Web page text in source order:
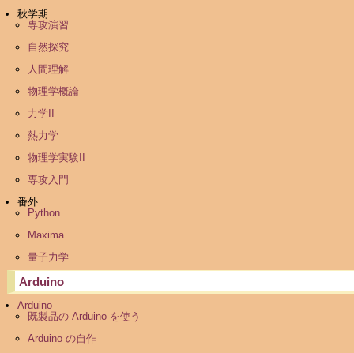
秋学期
専攻演習
自然探究
人間理解
物理学概論
力学II
熱力学
物理学実験II
専攻入門
番外
Python
Maxima
量子力学
Arduino
Arduino
既製品の Arduino を使う
Arduino の自作